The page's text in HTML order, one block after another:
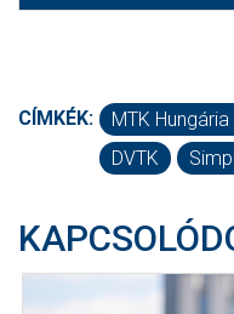
CÍMKÉK: MTK Hungária
DVTK